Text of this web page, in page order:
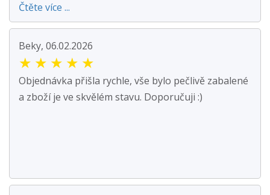
Čtěte více ...
Beky, 06.02.2026
★ ★ ★ ★ ★
Objednávka přišla rychle, vše bylo pečlivě zabalené
a zboží je ve skvělém stavu. Doporučuji :)